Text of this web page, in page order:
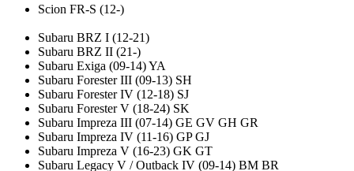
Scion FR-S (12-)
Subaru BRZ I (12-21)
Subaru BRZ II (21-)
Subaru Exiga (09-14) YA
Subaru Forester III (09-13) SH
Subaru Forester IV (12-18) SJ
Subaru Forester V (18-24) SK
Subaru Impreza III (07-14) GE GV GH GR
Subaru Impreza IV (11-16) GP GJ
Subaru Impreza V (16-23) GK GT
Subaru Legacy V / Outback IV (09-14) BM BR